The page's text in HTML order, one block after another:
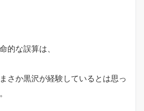
的な誤算は、
さか黒沢が経験しているとは思っ